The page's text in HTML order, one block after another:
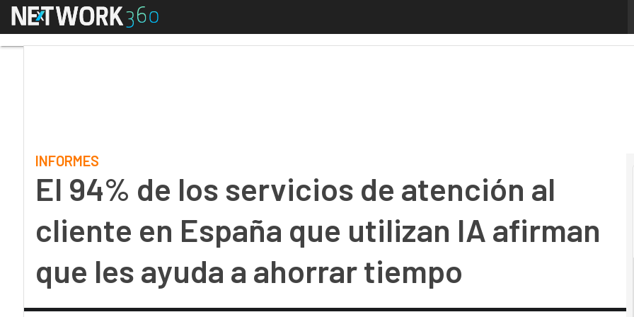
Menú El 94% de los servicios de atención al cliente en España que utilizan IA afirman
INFORMES
El 94% de los servicios de atención al
cliente en España que utilizan IA afirman
que les ayuda a ahorrar tiempo